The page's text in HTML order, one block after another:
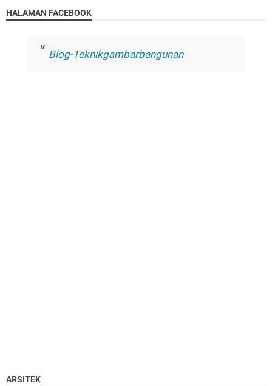
“ ya Allah bantulah aku dalam mengingatMu,
mensyukuri segala nikmatMu dan dalam
HALAMAN FACEBOOK
Blog-Teknikgambarbangunan
ARSITEK